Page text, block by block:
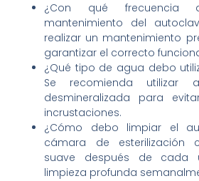
¿Con qué frecuencia
mantenimiento del
realizar un mantenimiento
garantizar el correcto
¿Qué tipo de agua debo
Se recomienda utilizar
desmineralizada para
incrustaciones.
¿Cómo debo limpiar el
cámara de esterilización
suave después de cada
limpieza profunda